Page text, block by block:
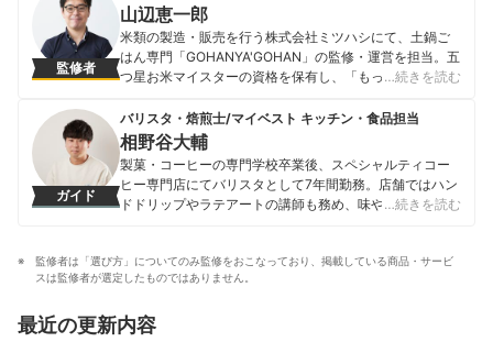
監修者
山辺恵一郎
米類の製造・販売を行う株式会社ミツハシにて、土鍋ご
はん専門「GOHANYA'GOHAN」の監修・運営を担当。五
つ星お米マイスターの資格を保有し、「もっとおいしい
炊き方の探求や品種の食べ比べ、学校、企業、イベント
などでお米、ごはんに関する授業なども実施している。
山辺恵一郎のプロフィール
…続きを読む
ガイド
バリスタ・焙煎士/マイベスト キッチン・食品担当
相野谷大輔
製菓・コーヒーの専門学校卒業後、スペシャルティコー
ヒー専門店にてバリスタとして7年間勤務。店舗ではハン
ドドリップやラテアートの講師も務め、味や香りへの繊
調理器具やキッチン雑貨、食品・ドリンク、ギフトアイ
テムなど、食まわり全般の商材の比較検証を担当。「ユ
務に取り組んでいる。また、焙煎士・バリスタとして現
…続きを読む
監修者は「選び方」についてのみ監修をおこなっており、掲載している商品・サービ
スは監修者が選定したものではありません。
最近の更新内容